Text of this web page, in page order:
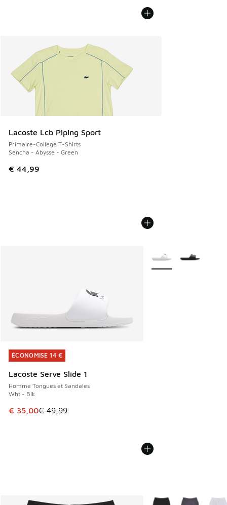
Lacoste Lcb Piping Sport
Primaire-College T-Shirts
Sencha - Abysse - Green
€ 44,99
ÉCONOMISE 14 €
Lacoste Serve Slide 1
Homme Tongues et Sandales
Wht - Blk
Cet article est en promotion. Prix en baisse de € 49,99 à
€ 35,00€ 49,99
ÉCONOMISE 14 €
Plus de couleurs
Plus de couleurs